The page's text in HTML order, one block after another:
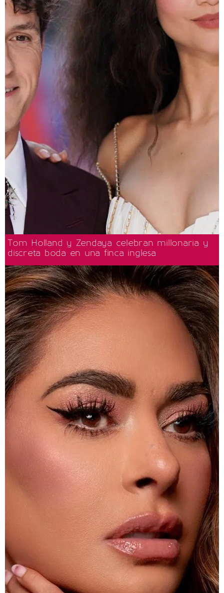
Tom Holland y Zendaya celebran millonaria y
discreta boda en una finca inglesa